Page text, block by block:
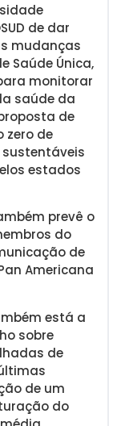
de dar
mudanças
Saúde Única,
monitorar
saúde da
de
zero de
estados
prevê o
do
de
Americana
está a
sobre
de
de um
do